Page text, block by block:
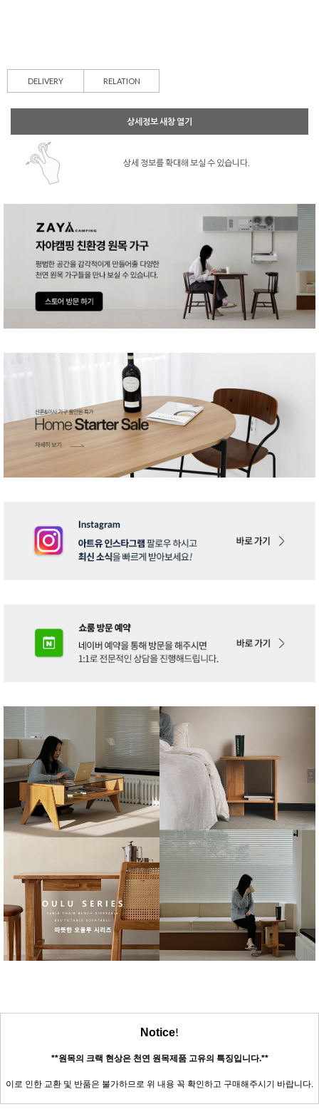
DELIVERY RELATION
상세정보 새창 열기
상세 정보를 확대해 보실 수 있습니다.
Notice!
**원목의 크랙 현상은 천연 원목제품 고유의 특징입니다.**
이로 인한 교환 및 반품은 불가하므로 위 내용 꼭 확인하고 구매해주시기 바랍니다.